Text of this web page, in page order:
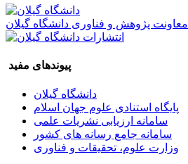
معاونت پژوهش و فناوری دانشگاه گیلان
پیوندهای مفید
دانشگاه گیلان
پایگاه استنادی علوم جهان اسلام
سامانه ارزیابی نشریات علمی
سامانه جامع رسانه های کشور
وزارت علوم، تحقیقات و فناوری